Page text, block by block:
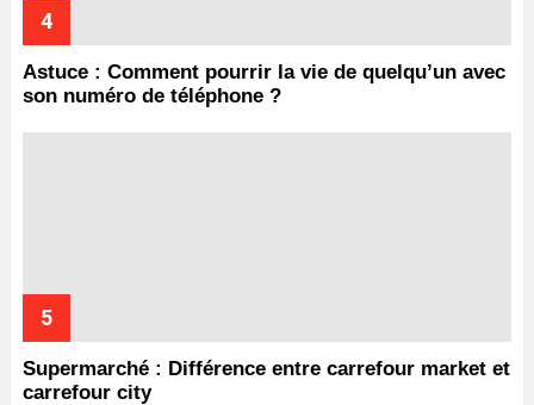
Astuce : Comment pourrir la vie de quelqu’un avec
son numéro de téléphone ?
Supermarché : Différence entre carrefour market et
carrefour city